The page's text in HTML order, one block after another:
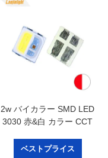
2w バイカラー SMD LED
3030 赤&白 カラー CCT
ベストプライス